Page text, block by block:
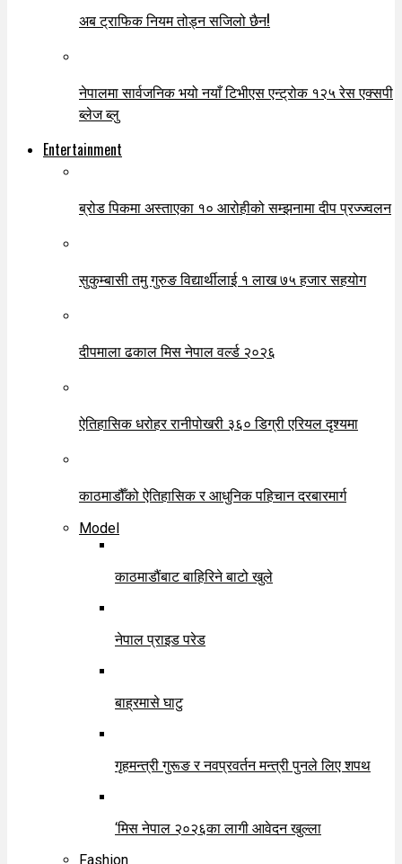
अब ट्राफिक नियम तोड्न सजिलो छैन!
नेपालमा सार्वजनिक भयो नयाँ टिभीएस एन्ट्रोक १२५ रेस एक्सपी
ब्लेज ब्लु
Entertainment
ब्रोड पिकमा अस्ताएका १० आरोहीको सम्झनामा दीप प्रज्ज्वलन
सुकुम्बासी तमु गुरुङ विद्यार्थीलाई १ लाख ७५ हजार सहयोग
दीपमाला ढकाल मिस नेपाल वर्ल्ड २०२६
ऐतिहासिक धरोहर रानीपोखरी ३६० डिग्री एरियल दृश्यमा
काठमाडौँको ऐतिहासिक र आधुनिक पहिचान दरबारमार्ग
Model
काठमाडौंबाट बाहिरिने बाटो खुले
नेपाल प्राइड परेड
बाह्रमासे घाटु
गृहमन्त्री गुरूङ र नवप्रवर्तन मन्त्री पुनले लिए शपथ
‘मिस नेपाल २०२६का लागी आवेदन खुल्ला
Fashion